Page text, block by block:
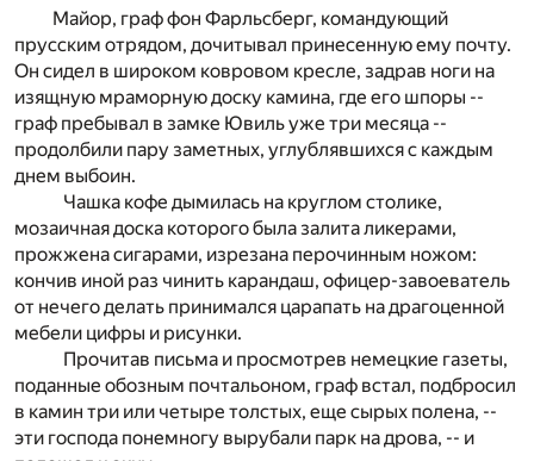
Майор, граф фон Фарльсберг, командующий
прусским отрядом, дочитывал принесенную ему почту.
Он сидел в широком ковровом кресле, задрав ноги на
изящную мраморную доску камина, где его шпоры --
граф пребывал в замке Ювиль уже три месяца --
продолбили пару заметных, углублявшихся с каждым
днем выбоин.
Чашка кофе дымилась на круглом столике,
мозаичная доска которого была залита ликерами,
прожжена сигарами, изрезана перочинным ножом:
кончив иной раз чинить карандаш, офицер-завоеватель
от нечего делать принимался царапать на драгоценной
мебели цифры и рисунки.
Прочитав письма и просмотрев немецкие газеты,
поданные обозным почтальоном, граф встал, подбросил
в камин три или четыре толстых, еще сырых полена, --
эти господа понемногу вырубали парк на дрова, -- и